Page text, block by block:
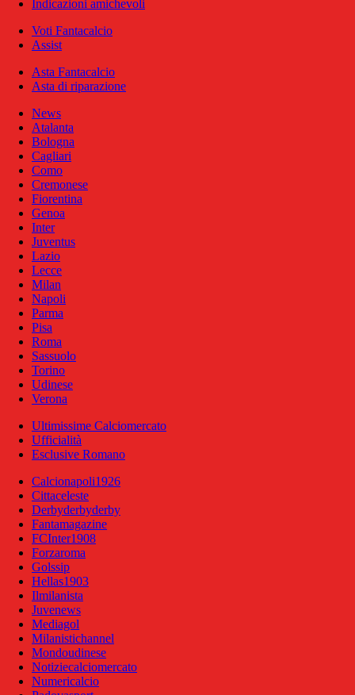
Indicazioni amichevoli
Voti Fantacalcio
Assist
Asta Fantacalcio
Asta di riparazione
News
Atalanta
Bologna
Cagliari
Como
Cremonese
Fiorentina
Genoa
Inter
Juventus
Lazio
Lecce
Milan
Napoli
Parma
Pisa
Roma
Sassuolo
Torino
Udinese
Verona
Ultimissime Calciomercato
Ufficialità
Esclusive Romano
Calcionapoli1926
Cittaceleste
Derbyderbyderby
Fantamagazine
FCInter1908
Forzaroma
Golssip
Hellas1903
Ilmilanista
Juvenews
Mediagol
Milanistichannel
Mondoudinese
Notiziecalciomercato
Numericalcio